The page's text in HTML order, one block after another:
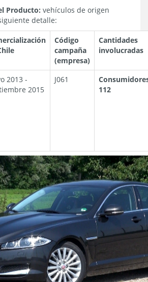
Producto: vehículos de origen
detalle:
Código
campaña
(empresa)
Cantidades
involucradas
2013 -
2015
J061
112